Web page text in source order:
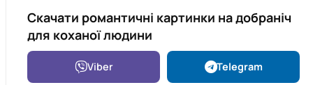
Скачати романтичні картинки на добраніч
для коханої людини
Viber Telegram